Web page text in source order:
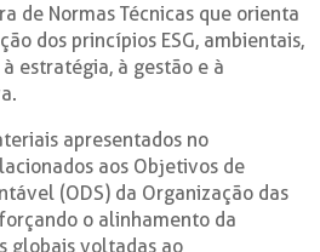
de Normas Técnicas que orienta
dos princípios ESG, ambientais,
estratégia, à gestão e à
apresentados no
aos Objetivos de
(ODS) da Organização das
o alinhamento da
globais voltadas ao